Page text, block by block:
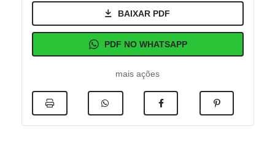
BAIXAR PDF
PDF NO WHATSAPP
mais ações